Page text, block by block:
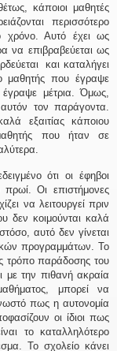
κάποιοι μαθητές
περισσότερο
χρόνο. Αυτό έχει ως
να επιβραβεύεται ως
και καταλήγει
μαθητής που έγραψε
μέτρια. Όμως,
τον παράγοντα.
εξαιτίας κάποιου
που ήταν σε
ότι οι έφηβοι
Οι επιστήμονες
να λειτουργεί πριν
δεν κοιμούνται καλά
αυτό δεν γίνεται
προγραμμάτων. Το
τρόπο παράδοσης του
με την πιθανή ακραία
μπορεί να
πως η αυτονομία
οι ίδιοι πως
το καταλληλότερο
Το σχολείο κάνει